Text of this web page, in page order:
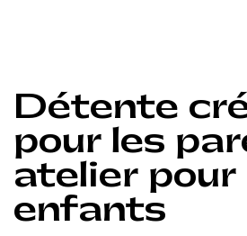
Détente
pour les
atelier pour
enfants